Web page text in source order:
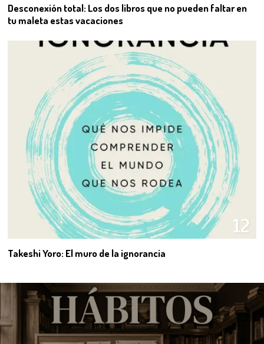
Desconexión total: Los dos libros que no pueden faltar en
tu maleta estas vacaciones
12
Takeshi Yoro: El muro de la ignorancia